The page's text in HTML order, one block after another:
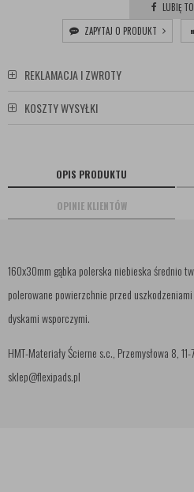
LUBIĘ TO
ZAPYTAJ O PRODUKT
REKLAMACJA I ZWROTY
KOSZTY WYSYŁKI
OPIS PRODUKTU
OPINIE KLIENTÓW
160x30mm gąbka polerska niebieska średnio
polerowane powierzchnie przed
dyskami wsporczymi.
HMT-Materiały Ścierne s.c., Przemysłowa 8,
sklep@flexipads.pl